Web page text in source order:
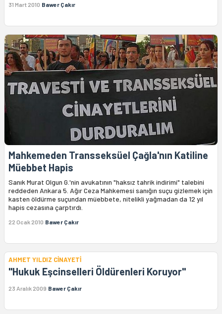
31 Mart 2010 Bawer Çakır
Mahkemeden Transseksüel Çağla'nın Katiline
Müebbet Hapis
Sanık Murat Olgun G.'nin avukatının "haksız tahrik indirimi" talebini
reddeden Ankara 5. Ağır Ceza Mahkemesi sanığın suçu gizlemek için
kasten öldürme suçundan müebbete, nitelikli yağmadan da 12 yıl
hapis cezasına çarptırdı.
22 Ocak 2010 Bawer Çakır
AHMET YILDIZ CİNAYETİ
"Hukuk Eşcinselleri Öldürenleri Koruyor"
23 Aralık 2009 Bawer Çakır